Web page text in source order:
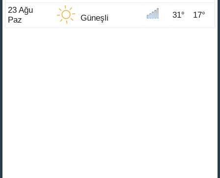
23 Ağu
Paz
Güneşli 31° 17°